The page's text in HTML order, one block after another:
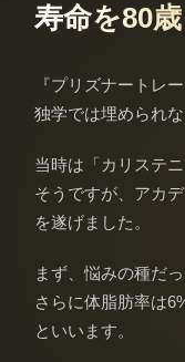
寿命を80
『プリズナートレ
独学では埋められ
当時は「カリステ
そうですが、アカ
を遂げました。
まず、悩みの種だ
さらに体脂肪率は
といいます。